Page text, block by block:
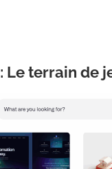
: Le terrain de